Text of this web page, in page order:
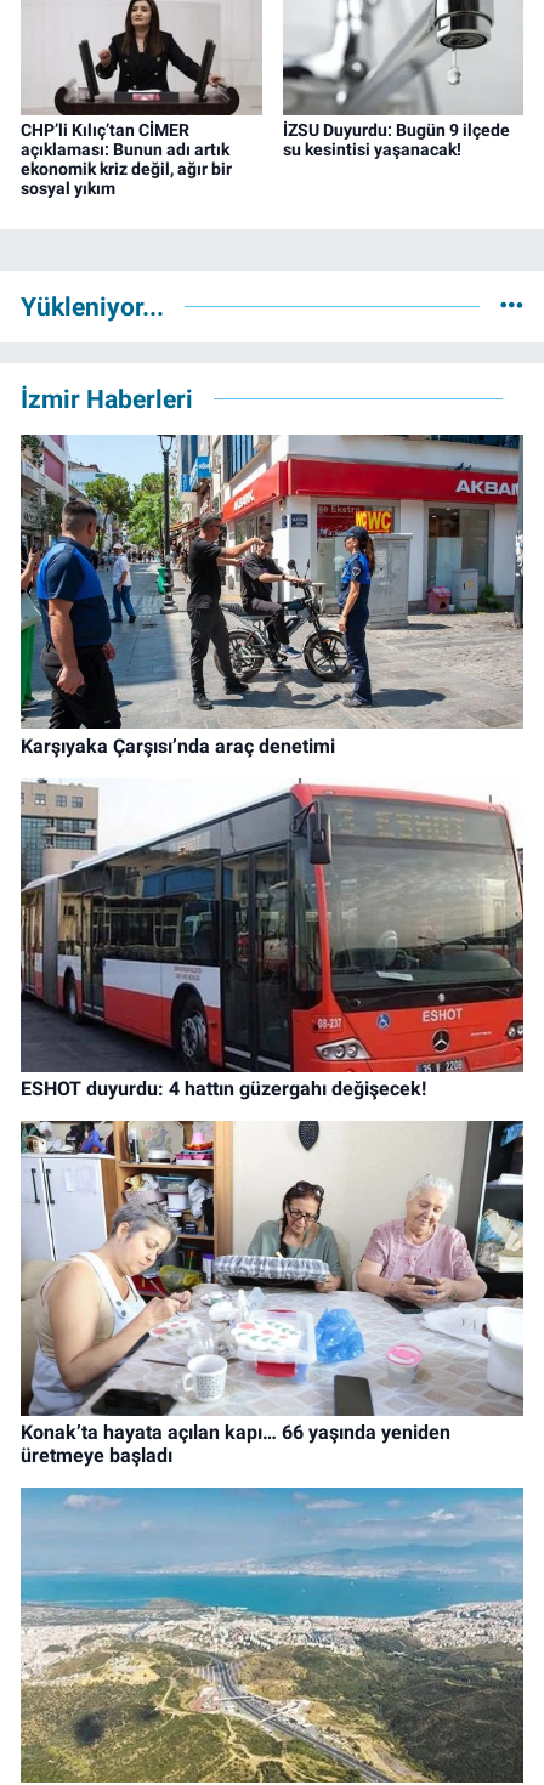
CHP’li Kılıç’tan CİMER
açıklaması: Bunun adı artık
ekonomik kriz değil, ağır bir
sosyal yıkım
İZSU Duyurdu: Bugün 9 ilçede
su kesintisi yaşanacak!
Yükleniyor...
İzmir Haberleri
Karşıyaka Çarşısı’nda araç denetimi
ESHOT duyurdu: 4 hattın güzergahı değişecek!
Konak’ta hayata açılan kapı… 66 yaşında yeniden
üretmeye başladı